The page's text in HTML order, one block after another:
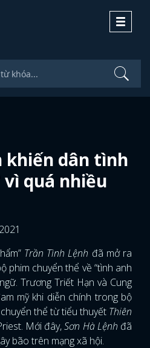
Toggle
khiến dân tình
quá nhiều
Trần Tình Lệnh đã mở ra
phim chuyển thể về “tình anh
Trương Triết Hạn và Cung
mỹ khi diễn chính trong bộ
thể từ tiểu thuyết Thiên
Mới đây,Sơn Hà Lệnh đã
bão trên mạng xã hội.